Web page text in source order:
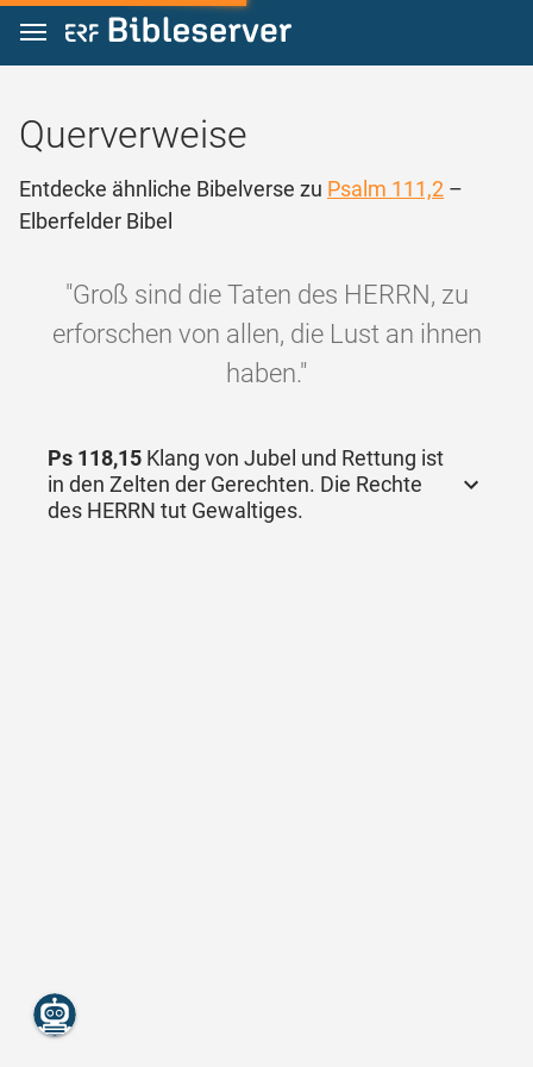
Zum Inhalt springen
Querverweise
Entdecke ähnliche Bibelverse zu Psalm 111,2 –
Elberfelder Bibel
"Groß sind die Taten des HERRN, zu
erforschen von allen, die Lust an ihnen
haben."
Ps 118,15 Klang von Jubel und Rettung ist
in den Zelten der Gerechten. Die Rechte
des HERRN tut Gewaltiges.